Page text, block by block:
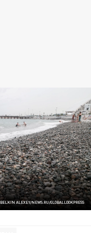
BELKIN ALEXEY/NEWS.RU/GLOBALLOOKPRESS